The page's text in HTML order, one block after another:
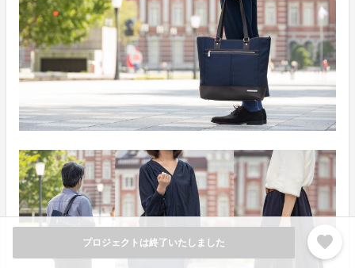
プロジェクトは終了いたしました favorite